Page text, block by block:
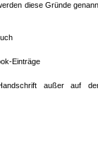
diese Gründe
Einträge
außer auf